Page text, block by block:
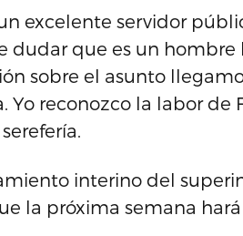
un excelente servidor
dudar que es un hombre
sobre el asunto
Yo reconozco la labor de
interino del
la próxima semana